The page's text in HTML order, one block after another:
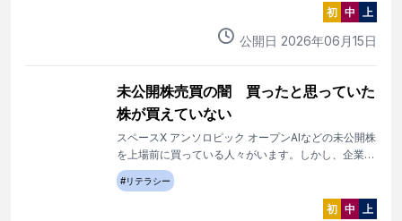
初 中 上
公開日 2026年06 月15日
未公開株売買の闇 買ったと思っていた
株が買えていない
スペースX アンソロピック オープンAIなどの未公開株
を上場前に買っている人々がいます。しかし、企業側
から無効宣言があり、市場に衝撃が走りました。
#リテラシー
初 中 上